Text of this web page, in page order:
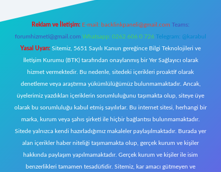
Reklam ve İletişim: E-mail: backlinkpaneli@gmail.com Teams:
forumhizmeti@gmail.com Whatsapp: 0262 606 0 726 Telegram: @karabul
Yasal Uyarı: Sitemiz, 5651 Sayılı Kanun gereğince Bilgi Teknolojileri ve
İletişim Kurumu (BTK) tarafından onaylanmış bir Yer Sağlayıcı olarak
hizmet vermektedir. Bu nedenle, sitedeki içerikleri proaktif olarak
denetleme veya araştırma yükümlülüğümüz bulunmamaktadır. Ancak,
üyelerimiz yazdıkları içeriklerin sorumluluğunu taşımakta olup, siteye üye
olarak bu sorumluluğu kabul etmiş sayılırlar. Bu internet sitesi, herhangi bir
marka, kurum veya şahıs şirketi ile hiçbir bağlantısı bulunmamaktadır.
Sitede yalnızca kendi hazırladığımız makaleler paylaşılmaktadır. Burada yer
alan içerikler haber niteliği taşımamakta olup, gerçek kurum ve kişiler
hakkında paylaşım yapılmamaktadır. Gerçek kurum ve kişiler ile isim
benzerlikleri tamamen tesadüfidir. Sitemiz, kar amacı gütmeyen ve